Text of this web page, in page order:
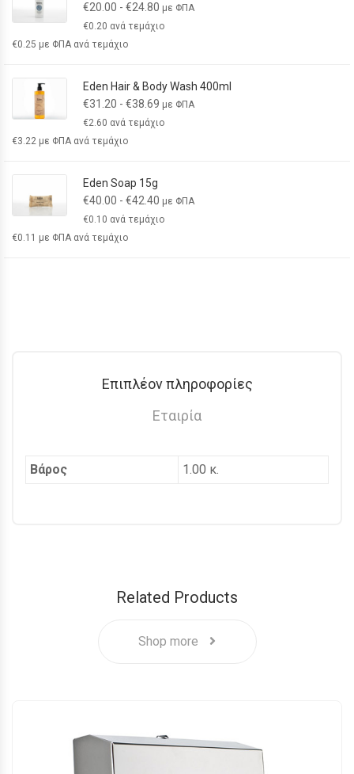
€20.00 - €24.80 με ΦΠΑ
€0.20 ανά τεμάχιο
€0.25 με ΦΠΑ ανά τεμάχιο
Eden Hair & Body Wash 400ml
€31.20 - €38.69 με ΦΠΑ
€2.60 ανά τεμάχιο
€3.22 με ΦΠΑ ανά τεμάχιο
Eden Soap 15g
€40.00 - €42.40 με ΦΠΑ
€0.10 ανά τεμάχιο
€0.11 με ΦΠΑ ανά τεμάχιο
Επιπλέον πληροφορίες
Εταιρία
Βάρος 1.00 κ.
Related Products
Shop more